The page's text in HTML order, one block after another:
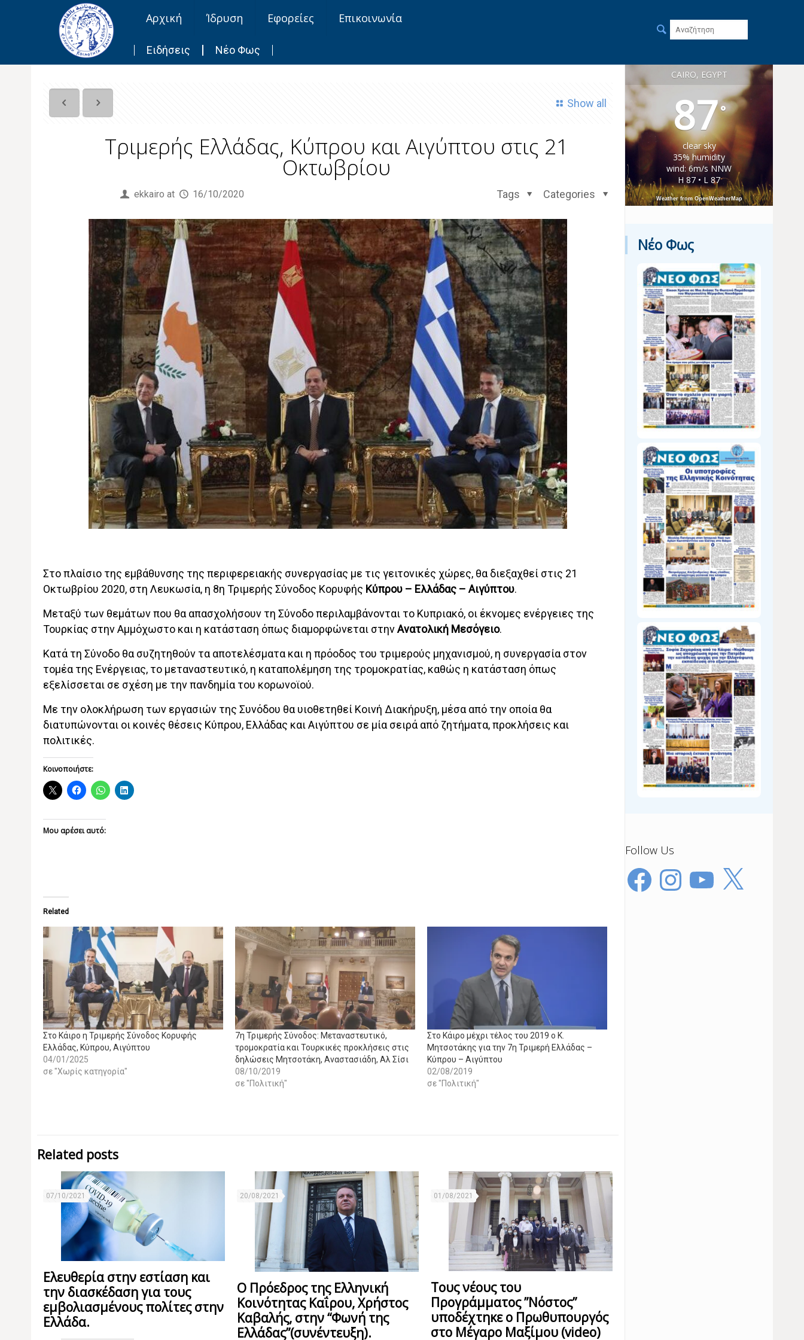
Αρχική Ίδρυση Εφορείες Επικοινωνία
Ειδήσεις Νέο Φως
Show all
Τριμερής Ελλάδας, Κύπρου και Αιγύπτου στις 21
Οκτωβρίου
ekkairo at 16/10/2020 Categories
Tags
Στο πλαίσιο της εμβάθυνσης της περιφερειακής συνεργασίας με τις γειτονικές χώρες, θα διεξαχθεί στις 21
Οκτωβρίου 2020, στη Λευκωσία, η 8η Τριμερής Σύνοδος Κορυφής Κύπρου – Ελλάδας – Αιγύπτου.
Μεταξύ των θεμάτων που θα απασχολήσουν τη Σύνοδο περιλαμβάνονται το Κυπριακό, οι έκνομες ενέργειες της
Τουρκίας στην Αμμόχωστο και η κατάσταση όπως διαμορφώνεται στηνΑνατολική Μεσόγειο.
Κατά τη Σύνοδο θα συζητηθούν τα αποτελέσματα και η πρόοδος του τριμερούς μηχανισμού, η συνεργασία στον
τομέα της Ενέργειας, το μεταναστευτικό, η καταπολέμηση της τρομοκρατίας, καθώς η κατάσταση όπως
εξελίσσεται σε σχέση με την πανδημία του κορωνοϊού.
Με την ολοκλήρωση των εργασιών της Συνόδου θα υιοθετηθεί Κοινή Διακήρυξη, μέσα από την οποία θα
διατυπώνονται οι κοινές θέσεις Κύπρου, Ελλάδας και Αιγύπτου σε μία σειρά από ζητήματα, προκλήσεις και
πολιτικές.
Κοινοποιήστε:
Μου αρέσει αυτό:
Related
Στο Κάιρο η Τριμερής Σύνοδος Κορυφής
Ελλάδας, Κύπρου, Αιγύπτου
04/01/2025
σε "Χωρίς κατηγορία"
7η Τριμερής Σύνοδος: Μεταναστευτικό,
τρομοκρατία και Τουρκικές προκλήσεις στις
δηλώσεις Μητσοτάκη, Αναστασιάδη, Αλ Σίσι
08/10/2019
σε "Πολιτική"
Στο Κάιρο μέχρι τέλος του 2019 ο Κ.
Μητσοτάκης για την 7η Τριμερή Ελλάδας –
Κύπρου – Αιγύπτου
02/08/2019
σε "Πολιτική"
Related posts
07/10/2021
Ελευθερία στην εστίαση και
την διασκέδαση για τους
εμβολιασμένους πολίτες στην
Ελλάδα.
20/08/2021
Ο Πρόεδρος της Ελληνική
Κοινότητας Καΐρου, Χρήστος
Καβαλής, στην “Φωνή της
Ελλάδας”(συνέντευξη).
01/08/2021
Τους νέους του
Προγράμματος ”Νόστος”
υποδέχτηκε ο Πρωθυπουργός
στο Μέγαρο Μαξίμου (video)
CAIRO, EGYPT
87°
clear sky
35% humidity
wind: 6m/s NNW
H 87 • L 87
Weather from OpenWeatherMap
Νέο Φως
Follow Us
FacebookInstagramYouTube
X